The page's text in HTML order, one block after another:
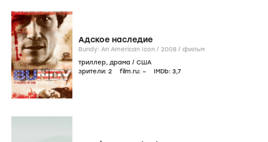
Адское наследие
Bundy: An American Icon / 2008 / фильм
триллер, драма / США
зрители: 2 film.ru: – IMDb: 3,7